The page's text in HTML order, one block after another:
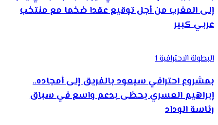
إلى المغرب من أجل توقيع عقدا ضخما مع منتخب
عربي كبير
البطولة الاحترافية 1
بمشروع احترافي سيعود بالفريق إلى أمجاده..
إبراهيم العسري يحظى بدعم واسع في سباق
رئاسة الوداد